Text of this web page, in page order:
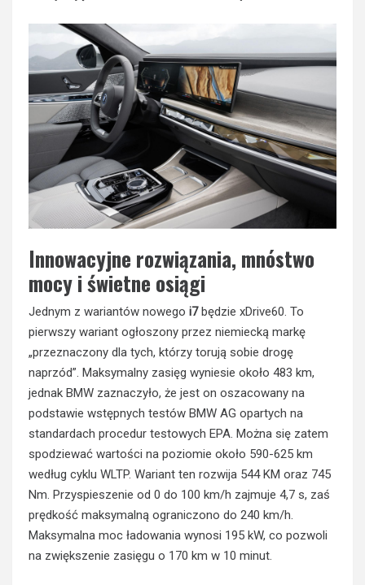
Innowacyjne rozwiązania, mnóstwo
mocy i świetne osiągi
Jednym z wariantów nowego i7będzie xDrive60. To
pierwszy wariant ogłoszony przez niemiecką markę
„przeznaczony dla tych, którzy torują sobie drogę
naprzód”. Maksymalny zasięg wyniesie około 483 km,
jednak BMW zaznaczyło, że jest on oszacowany na
podstawie wstępnych testów BMW AG opartych na
standardach procedur testowych EPA. Można się zatem
spodziewać wartości na poziomie około 590-625 km
według cyklu WLTP. Wariant ten rozwija 544 KM oraz 745
Nm. Przyspieszenie od 0 do 100 km/h zajmuje 4,7 s, zaś
prędkość maksymalną ograniczono do 240 km/h.
Maksymalna moc ładowania wynosi 195 kW, co pozwoli
na zwiększenie zasięgu o 170 km w 10 minut.